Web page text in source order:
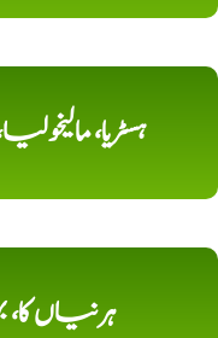
ہسٹریا،
ہرنیاں